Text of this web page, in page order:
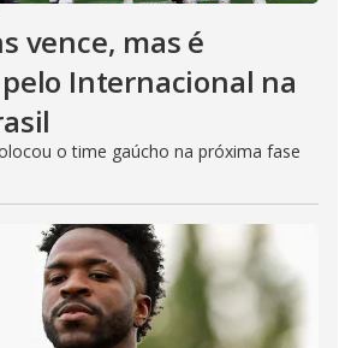
vence, mas é
Internacional na
o time gaúcho na próxima fase